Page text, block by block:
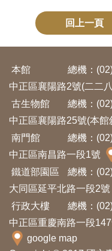
回上一頁
本館 總機：
中正區襄陽路2號(二二
古生物館
總機：
中正區襄陽路25號(本館
南門館
總機：
中正區南昌路一段1號
鐵道部園區
總機：
大同區延平北路一段2號
行政大樓
總機：
中正區重慶南路一段
google map